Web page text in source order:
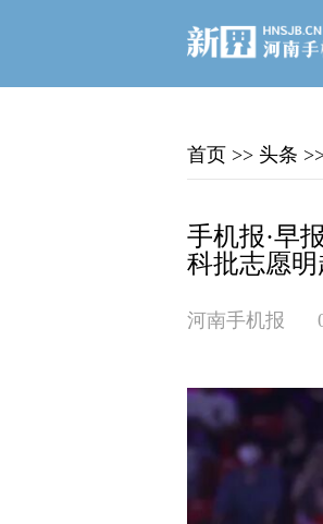
首页 >> 头条
手机报·早
科批志愿
河南手机报